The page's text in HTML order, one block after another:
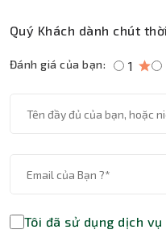
Quý Khách dành chút
Đánh giá của bạn: 1
Tôi đã sử dụng dịch vụ